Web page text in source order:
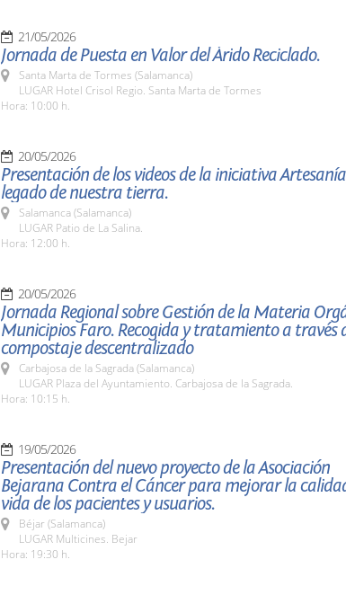
21/05/2026
Jornada de Puesta en Valor del Árido Reciclado.
Santa Marta de Tormes (Salamanca)
LUGAR Hotel Crisol Regio. Santa Marta de Tormes
Hora: 10:00 h.
20/05/2026
Presentación de los videos de la iniciativa
legado de nuestra tierra.
Salamanca (Salamanca)
LUGAR Patio de La Salina.
Hora: 12:00 h.
20/05/2026
Jornada Regional sobre Gestión de la Materia
Municipios Faro. Recogida y tratamiento a través
compostaje descentralizado
Carbajosa de la Sagrada (Salamanca)
LUGAR Plaza del Ayuntamiento. Carbajosa de la Sagrada.
Hora: 10:15 h.
19/05/2026
Presentación del nuevo proyecto de la Asociación
Bejarana Contra el Cáncer para mejorar la
vida de los pacientes y usuarios.
Béjar (Salamanca)
LUGAR Multicines. Bejar
Hora: 19:30 h.